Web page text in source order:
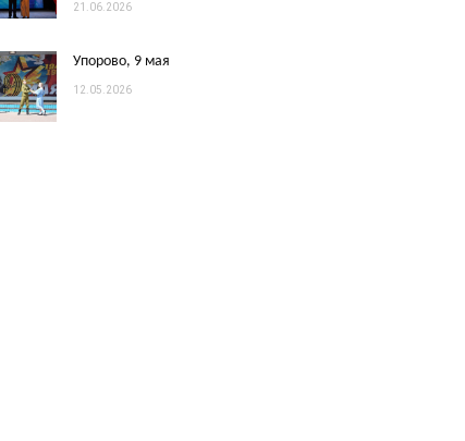
21.06.2026
Упорово, 9 мая
12.05.2026